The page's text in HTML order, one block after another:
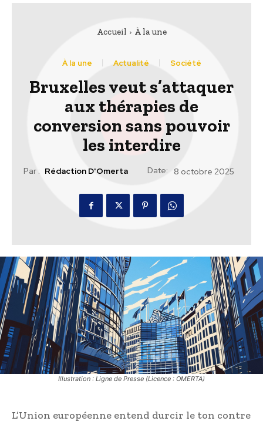
Accueil À la une
À la une Actualité Société
Bruxelles veut s’attaquer
aux thérapies de
conversion sans pouvoir
les interdire
Par : Rédaction D'Omerta Date: 8 octobre 2025
Illustration : Ligne de Presse (Licence : OMERTA)
L’Union européenne entend durcir le ton contre